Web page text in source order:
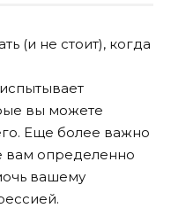
(и не стоит), когда
вы можете
Еще более важно
вам определенно
вашему